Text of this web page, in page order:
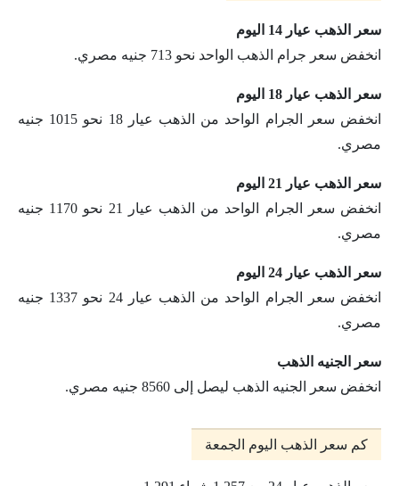
سعر الذهب عيار 14 اليوم
انخفض سعر جرام الذهب الواحد نحو 713 جنيه مصري.
سعر الذهب عيار 18 اليوم
انخفض سعر الجرام الواحد من الذهب عيار 18 نحو 1015 جنيه
مصري.
سعر الذهب عيار 21 اليوم
انخفض سعر الجرام الواحد من الذهب عيار 21 نحو 1170 جنيه
مصري.
سعر الذهب عيار 24 اليوم
انخفض سعر الجرام الواحد من الذهب عيار 24 نحو 1337 جنيه
مصري.
سعر الجنيه الذهب
انخفض سعر الجنيه الذهب ليصل إلى 8560 جنيه مصري.
كم سعر الذهب اليوم الجمعة